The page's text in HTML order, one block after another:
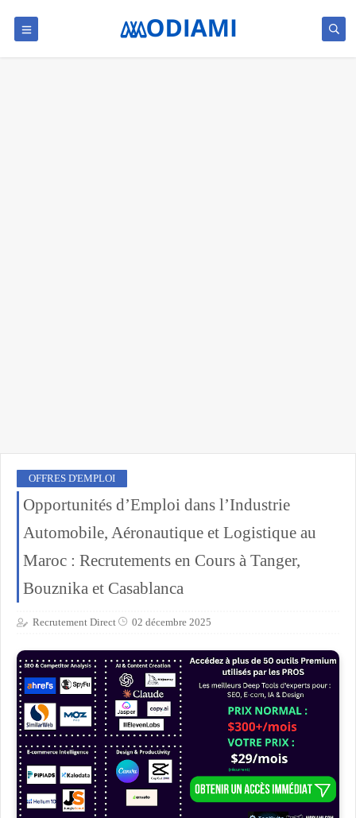
OFFRES D'EMPLOI
Opportunités d’Emploi dans l’Industrie
Automobile, Aéronautique et Logistique au
Maroc : Recrutements en Cours à Tanger,
Bouznika et Casablanca
Recrutement Direct 02 décembre 2025